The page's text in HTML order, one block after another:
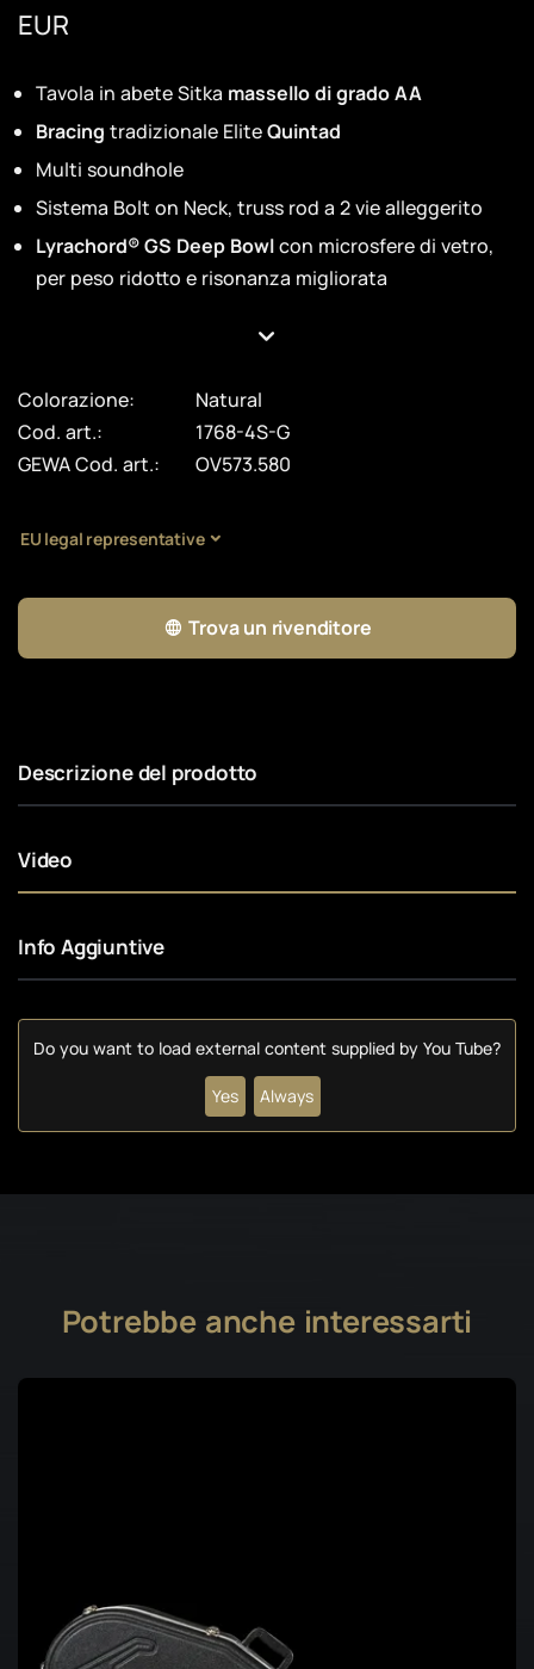
EUR
Tavola in abete Sitka massello di grado AA
Bracing tradizionale EliteQuintad
Multi soundhole
Sistema Bolt on Neck, truss rod a 2 vie alleggerito
Lyrachord® GS Deep Bowlcon microsfere di vetro,
per peso ridotto e risonanza migliorata
Colorazione:
Natural
Cod. art.:
1768-4S-G
GEWA Cod. art.:
OV573.580
EU legal representative
Trova un rivenditore
Descrizione del prodotto
Video
Info Aggiuntive
Do you want to load external content supplied by You Tube?
Yes Always
Potrebbe anche interessarti